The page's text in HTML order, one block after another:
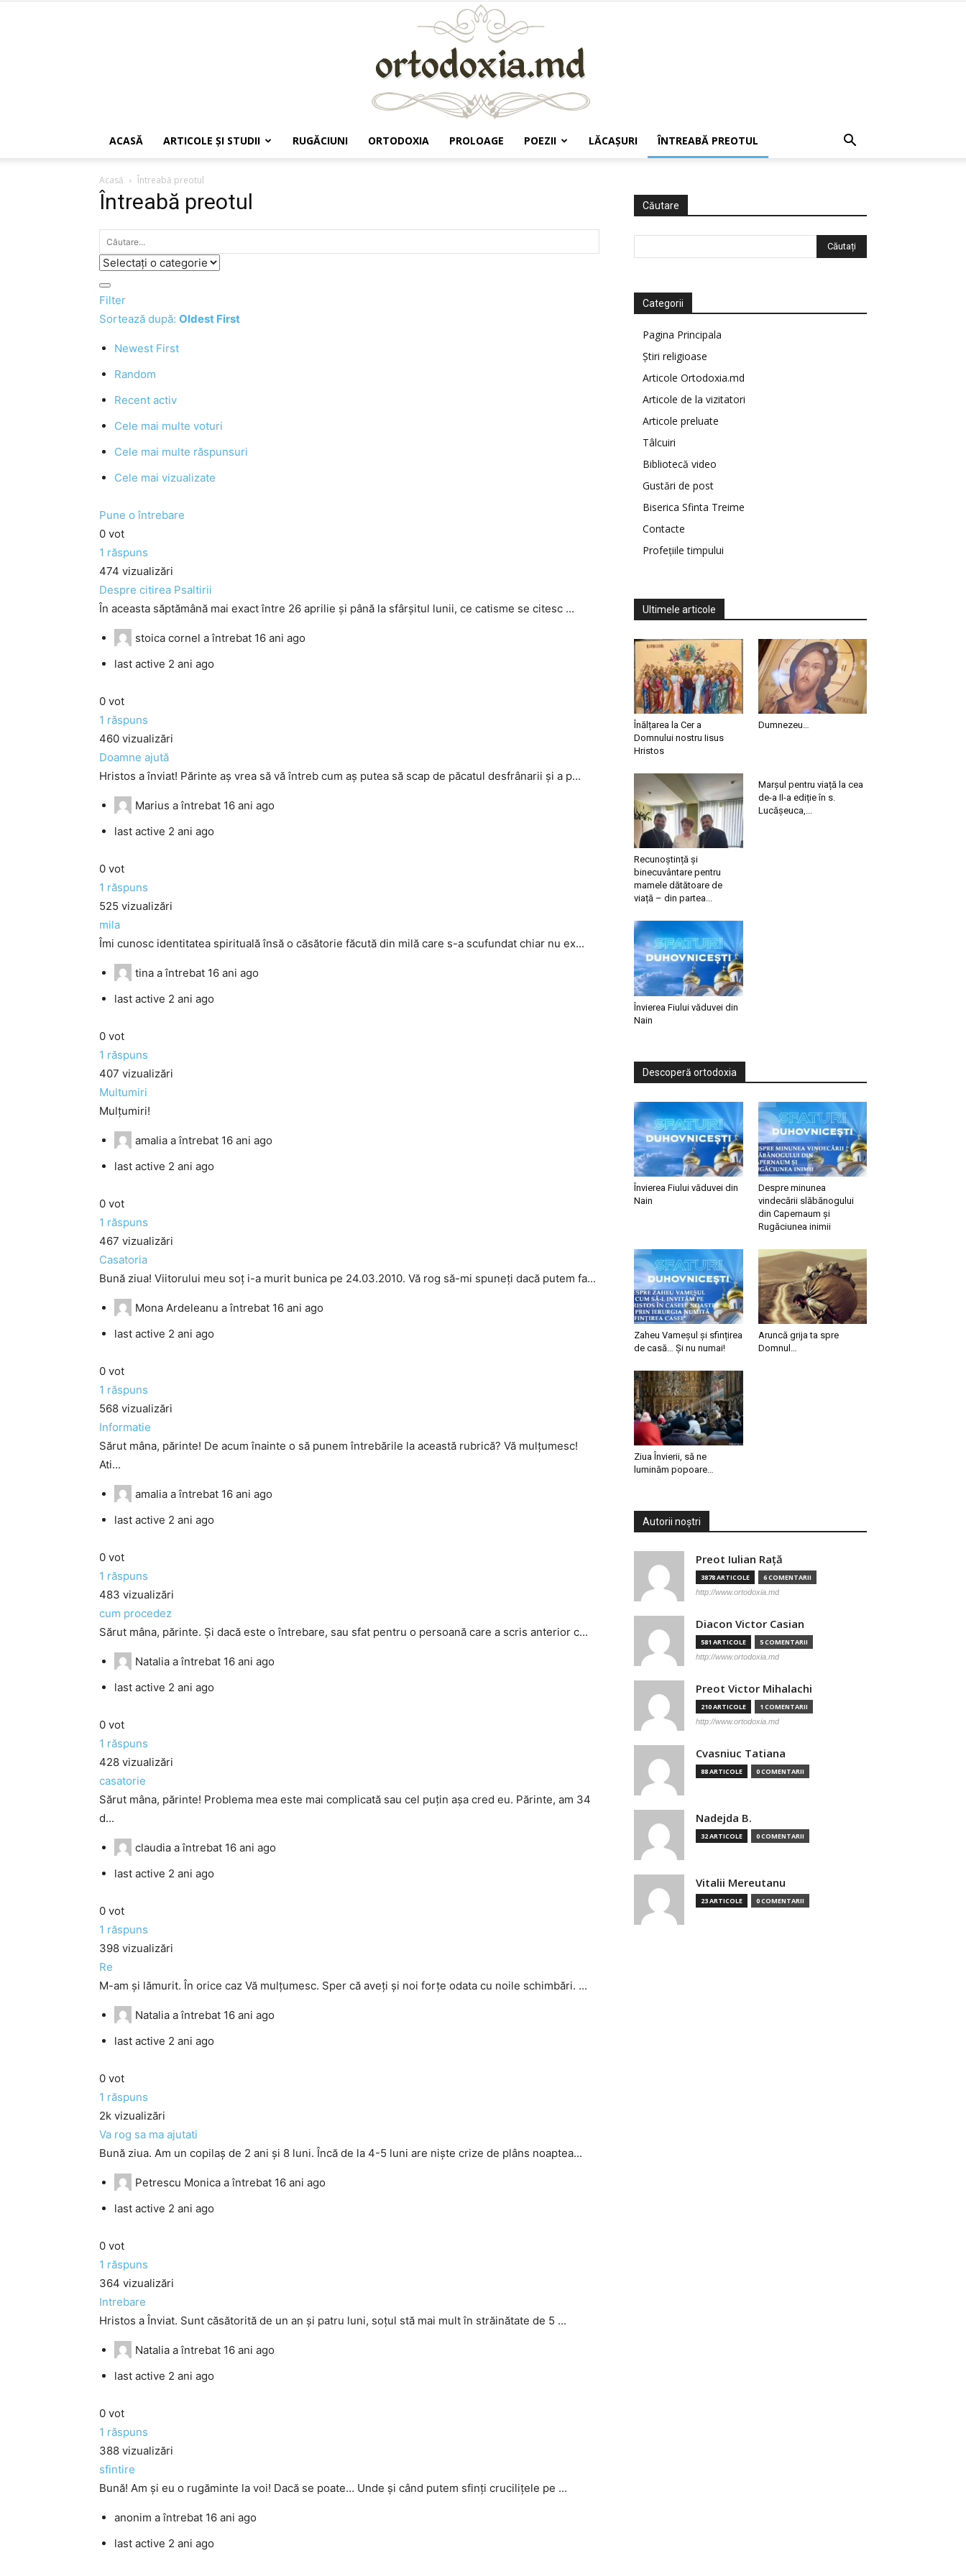
ACASĂ ARTICOLE ŞI STUDII RUGĂCIUNI ORTODOXIA PROLOAGE POEZII LĂCAŞURI ÎNTREABĂ PREOTUL
Acasă Întreabă preotul
Întreabă preotul
Filter
Sortează după: Oldest First
Newest First
Random
Recent activ
Cele mai multe voturi
Cele mai multe răspunsuri
Cele mai vizualizate
Pune o întrebare
0 vot
1 răspuns
474 vizualizări
Despre citirea Psaltirii
În aceasta săptămână mai exact între 26 aprilie şi până la sfârşitul lunii, ce catisme se citesc ...
stoica cornel a întrebat 16 ani ago
last active 2 ani ago
0 vot
1 răspuns
460 vizualizări
Doamne ajută
Hristos a înviat! Părinte aș vrea să vă întreb cum aș putea să scap de păcatul desfrânarii și a p...
Marius a întrebat 16 ani ago
last active 2 ani ago
0 vot
1 răspuns
525 vizualizări
mila
Îmi cunosc identitatea spirituală însă o căsătorie făcută din milă care s-a scufundat chiar nu ex...
tina a întrebat 16 ani ago
last active 2 ani ago
0 vot
1 răspuns
407 vizualizări
Multumiri
Mulţumiri!
amalia a întrebat 16 ani ago
last active 2 ani ago
0 vot
1 răspuns
467 vizualizări
Casatoria
Bună ziua! Viitorului meu soţ i-a murit bunica pe 24.03.2010. Vă rog să-mi spuneţi dacă putem fa...
Mona Ardeleanu a întrebat 16 ani ago
last active 2 ani ago
0 vot
1 răspuns
568 vizualizări
Informatie
Sărut mâna, părinte! De acum înainte o să punem întrebările la această rubrică? Vă mulţumesc!
Ati...
amalia a întrebat 16 ani ago
last active 2 ani ago
0 vot
1 răspuns
483 vizualizări
cum procedez
Sărut mâna, părinte. Şi dacă este o întrebare, sau sfat pentru o persoană care a scris anterior c...
Natalia a întrebat 16 ani ago
last active 2 ani ago
0 vot
1 răspuns
428 vizualizări
casatorie
Sărut mâna, părinte! Problema mea este mai complicată sau cel puţin aşa cred eu. Părinte, am 34
d...
claudia a întrebat 16 ani ago
last active 2 ani ago
0 vot
1 răspuns
398 vizualizări
Re
M-am și lămurit. În orice caz Vă mulțumesc. Sper că aveți și noi forțe odata cu noile schimbări. ...
Natalia a întrebat 16 ani ago
last active 2 ani ago
0 vot
1 răspuns
2k vizualizări
Va rog sa ma ajutati
Bună ziua. Am un copilaș de 2 ani și 8 luni. Încă de la 4-5 luni are niște crize de plâns noaptea...
Petrescu Monica a întrebat 16 ani ago
last active 2 ani ago
0 vot
1 răspuns
364 vizualizări
Intrebare
Hristos a Înviat. Sunt căsătorită de un an şi patru luni, soţul stă mai mult în străinătate de 5 ...
Natalia a întrebat 16 ani ago
last active 2 ani ago
0 vot
1 răspuns
388 vizualizări
sfintire
Bună! Am şi eu o rugăminte la voi! Dacă se poate… Unde şi când putem sfinţi cruciliţele pe ...
anonim a întrebat 16 ani ago
last active 2 ani ago
Căutare
Categorii
Pagina Principala
Știri religioase
Articole Ortodoxia.md
Articole de la vizitatori
Articole preluate
Tâlcuiri
Bibliotecă video
Gustări de post
Biserica Sfinta Treime
Contacte
Profețiile timpului
Ultimele articole
Înălțarea la Cer a
Domnului nostru Iisus
Hristos
Dumnezeu…
Recunoștință și
binecuvântare pentru
mamele dătătoare de
viață – din partea...
Marșul pentru viață la cea
de-a II-a ediție în s.
Lucășeuca,...
Învierea Fiului văduvei din
Nain
Descoperă ortodoxia
Învierea Fiului văduvei din
Nain
Despre minunea
vindecării slăbănogului
din Capernaum și
Rugăciunea inimii
Zaheu Vameșul și sfințirea
de casă… Și nu numai!
Aruncă grija ta spre
Domnul…
Ziua Învierii, să ne
luminăm popoare…
Autorii noștri
Preot Iulian Raţă
3878 ARTICOLE 6 COMENTARII
http://www.ortodoxia.md
Diacon Victor Casian
581 ARTICOLE 5 COMENTARII
http://www.ortodoxia.md
Preot Victor Mihalachi
210 ARTICOLE 1 COMENTARII
http://www.ortodoxia.md
Cvasniuc Tatiana
88 ARTICOLE 0 COMENTARII
Nadejda B.
32 ARTICOLE 0 COMENTARII
Vitalii Mereutanu
23 ARTICOLE 0 COMENTARII